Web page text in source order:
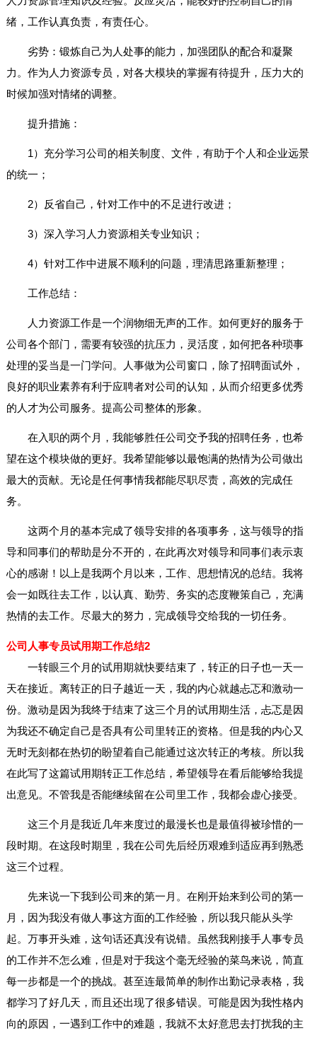
绪，工作认真负责，有责任心。
劣势：锻炼自己为人处事的能力，加强团队的配合和凝聚
力。作为人力资源专员，对各大模块的掌握有待提升，压力大的
时候加强对情绪的调整。
提升措施：
1）充分学习公司的相关制度、文件，有助于个人和企业远景
的统一；
2）反省自己，针对工作中的不足进行改进；
3）深入学习人力资源相关专业知识；
4）针对工作中进展不顺利的问题，理清思路重新整理；
工作总结：
人力资源工作是一个润物细无声的工作。如何更好的服务于
公司各个部门，需要有较强的抗压力，灵活度，如何把各种琐事
处理的妥当是一门学问。人事做为公司窗口，除了招聘面试外，
良好的职业素养有利于应聘者对公司的认知，从而介绍更多优秀
的人才为公司服务。提高公司整体的形象。
在入职的两个月，我能够胜任公司交予我的招聘任务，也希
望在这个模块做的更好。我希望能够以最饱满的热情为公司做出
最大的贡献。无论是任何事情我都能尽职尽责，高效的完成任
务。
这两个月的基本完成了领导安排的各项事务，这与领导的指
导和同事们的帮助是分不开的，在此再次对领导和同事们表示衷
心的感谢！以上是我两个月以来，工作、思想情况的总结。我将
会一如既往去工作，以认真、勤劳、务实的态度鞭策自己，充满
热情的去工作。尽最大的努力，完成领导交给我的一切任务。
公司人事专员试用期工作总结2
一转眼三个月的试用期就快要结束了，转正的日子也一天一
天在接近。离转正的日子越近一天，我的内心就越忐忑和激动一
份。激动是因为我终于结束了这三个月的试用期生活，忐忑是因
为我还不确定自己是否具有公司里转正的资格。但是我的内心又
无时无刻都在热切的盼望着自己能通过这次转正的考核。所以我
在此写了这篇试用期转正工作总结，希望领导在看后能够给我提
出意见。不管我是否能继续留在公司里工作，我都会虚心接受。
这三个月是我近几年来度过的最漫长也是最值得被珍惜的一
段时期。在这段时期里，我在公司先后经历艰难到适应再到熟悉
这三个过程。
先来说一下我到公司来的第一月。在刚开始来到公司的第一
月，因为我没有做人事这方面的工作经验，所以我只能从头学
起。万事开头难，这句话还真没有说错。虽然我刚接手人事专员
的工作并不怎么难，但是对于我这个毫无经验的菜鸟来说，简直
每一步都是一个的挑战。甚至连最简单的制作出勤记录表格，我
都学习了好几天，而且还出现了很多错误。可能是因为我性格内
向的原因，一遇到工作中的难题，我就不太好意思去打扰我的主